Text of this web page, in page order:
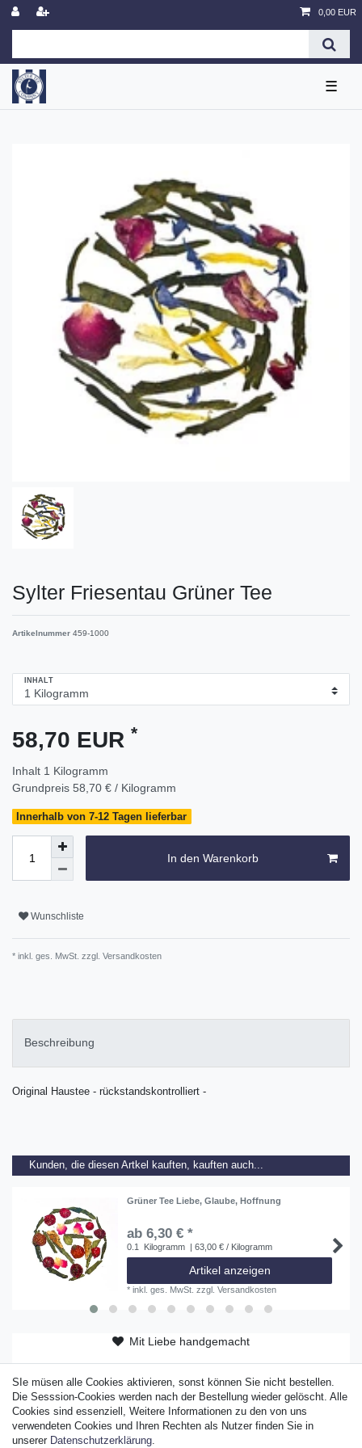
0,00 EUR
☰
Sylter Friesentau Grüner Tee
Artikelnummer 459-1000
INHALT
58,70 EUR *
Inhalt 1 Kilogramm
Grundpreis 58,70 € / Kilogramm
Innerhalb von 7-12 Tagen lieferbar
In den Warenkorb
Wunschliste
* inkl. ges. MwSt. zzgl. Versandkosten
Beschreibung
Original Haustee - rückstandskontrolliert -
Kunden, die diesen Artkel kauften, kauften auch...
Grüner Tee Liebe, Glaube, Hoffnung
ab 6,30 € *
0.1 Kilogramm | 63,00 € / Kilogramm
Artikel anzeigen
*inkl. ges. MwSt. zzgl.Versandkosten
Mit Liebe handgemacht
Original Sylter Produkt
SIe müsen alle Cookies aktivieren, sonst können Sie nicht bestellen.
Die Sesssion-Cookies werden nach der Bestellung wieder gelöscht. Alle
Cookies sind essenziell, Weitere Informationen zu den von uns
verwendeten Cookies und Ihren Rechten als Nutzer finden Sie in
unserer Daten­schutz­erklärung.